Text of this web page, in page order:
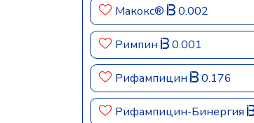
Макокс® 0.002
Римпин 0.001
Рифампицин 0.176
Рифампицин-Бинергия